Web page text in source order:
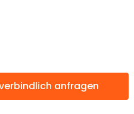
anfragen